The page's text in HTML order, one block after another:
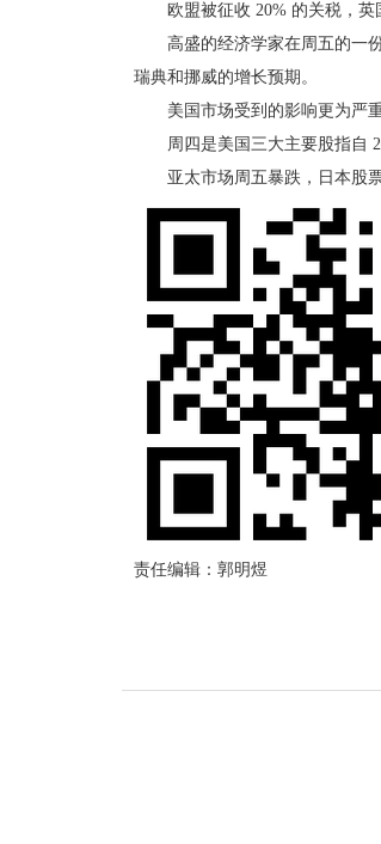
欧盟被征收 20% 的关税，英国
高盛的经济学家在周五的一份
瑞典和挪威的增长预期。
美国市场受到的影响更为严重
周四是美国三大主要股指自
亚太市场周五暴跌，日本股票
责任编辑：郭明煜